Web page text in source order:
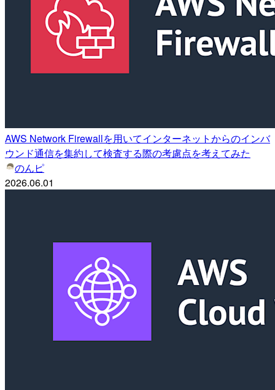
AWS Network Firewallを用いてインターネットからのインバ
ウンド通信を集約して検査する際の考慮点を考えてみた
のんピ
2026.06.01